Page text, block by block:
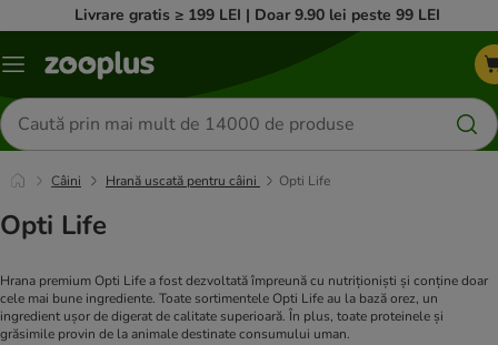
Livrare gratis ≥ 199 LEI | Doar 9.90 lei peste 99 LEI
Categorii
Căutare
produse
Câini Hrană uscată pentru câini Opti Life
Opti Life
Hrana premium Opti Life a fost dezvoltată împreună cu nutriționiști și conține doar
cele mai bune ingrediente. Toate sortimentele Opti Life au la bază orez, un
ingredient ușor de digerat de calitate superioară. În plus, toate proteinele și
grăsimile provin de la animale destinate consumului uman.